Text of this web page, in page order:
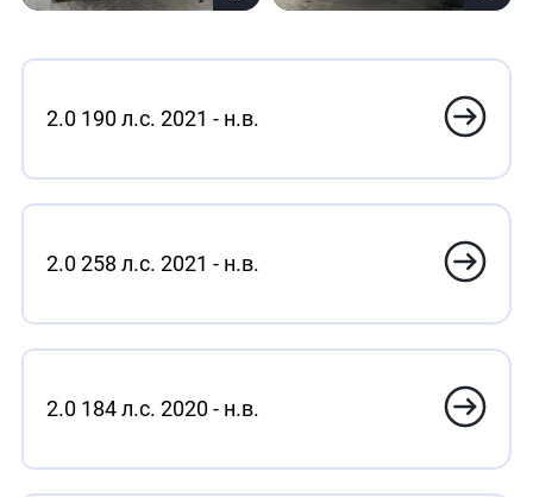
2.0 190 л.с. 2021 - н.в.
2.0 258 л.с. 2021 - н.в.
2.0 184 л.с. 2020 - н.в.